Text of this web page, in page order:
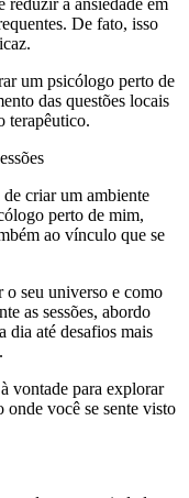
De fato, isso
um psicólogo perto de
das questões locais
terapêutico.
criar um ambiente
perto de mim,
ao vínculo que se
o seu universo e como
as sessões, abordo
dia até desafios mais
vontade para explorar
onde você se sente visto